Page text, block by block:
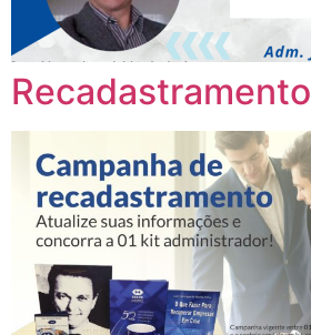
Recadastramento